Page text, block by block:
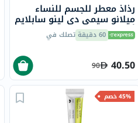
رذاذ معطر للجسم للنساء
ميلانو سيمي دي لينو سابلايم
ألفابارف ميلانو، 50 مل
60 دقيقة تصلك في
40.50
90
45% خصم